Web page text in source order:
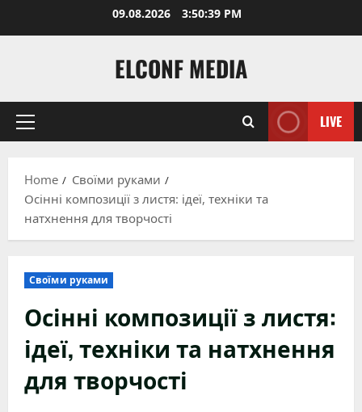
09.08.2026 3:50:40 PM
ELCONF MEDIA
Primary
LIVE
Home
Своїми руками
Осінні композиції з листя: ідеї, техніки та
натхнення для творчості
Своїми руками
Осінні композиції з листя:
ідеї, техніки та натхнення
для творчості